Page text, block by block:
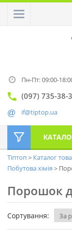
Пн-Пт: 09:00-
(097) 735-38-
if@tiptop.ua
Тіптоп Каталог
Побутова хімія
Порошок
Сортування: